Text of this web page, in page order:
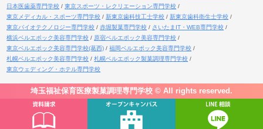
日本医歯薬専門学校
東京スポーツ・レクリエーション専門学校
東京メディカル・スポーツ専門学校
新東京歯科技工士学校
新東京歯科衛生士学校
東京バイオテクノロジー専門学校
赤堀製菓専門学校
さいたまIT・WEB専門学校
横浜ベルエポック美容専門学校
原宿ベルエポック美容専門学校
東京ベルエポック美容専門学校(葛西)
福岡ベルエポック美容専門学校
札幌ベルエポック美容専門学校
札幌ベルエポック製菓調理専門学校
東京ウェディング・ホテル専門学校
埼玉福祉保育医療製菓調理専門学校 © All rights reserved.